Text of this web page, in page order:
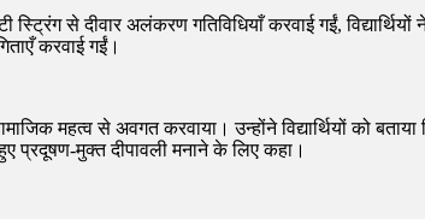
से दीवार अलंकरण गतिविधियाँ करवाई गईं, विद्यार्थियों
करवाई गईं।
महत्व से अवगत करवाया। उन्होंने विद्यार्थियों को बताया
प्रदूषण-मुक्त दीपावली मनाने के लिए कहा।